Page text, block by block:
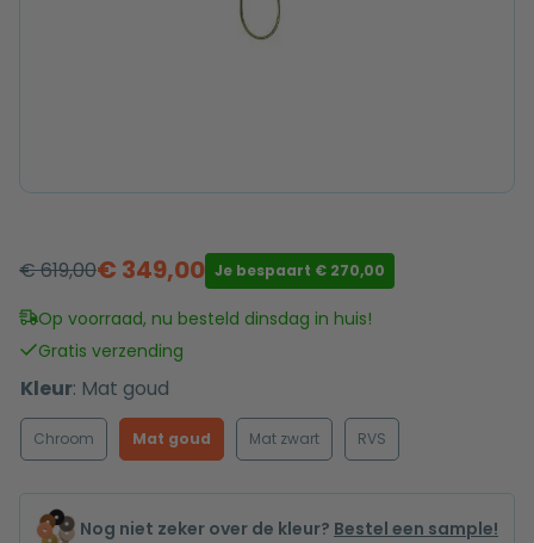
€619,00
Oorspronkelijke
prijs
was:
€ 349,00
Huidige
prijs
is:
Je bespaart € 270,00
Op voorraad, nu besteld dinsdag in huis!
Gratis verzending
Kleur: Mat goud
Chroom Mat goud Mat zwart RVS
Nog niet zeker over de kleur? Bestel een sample!